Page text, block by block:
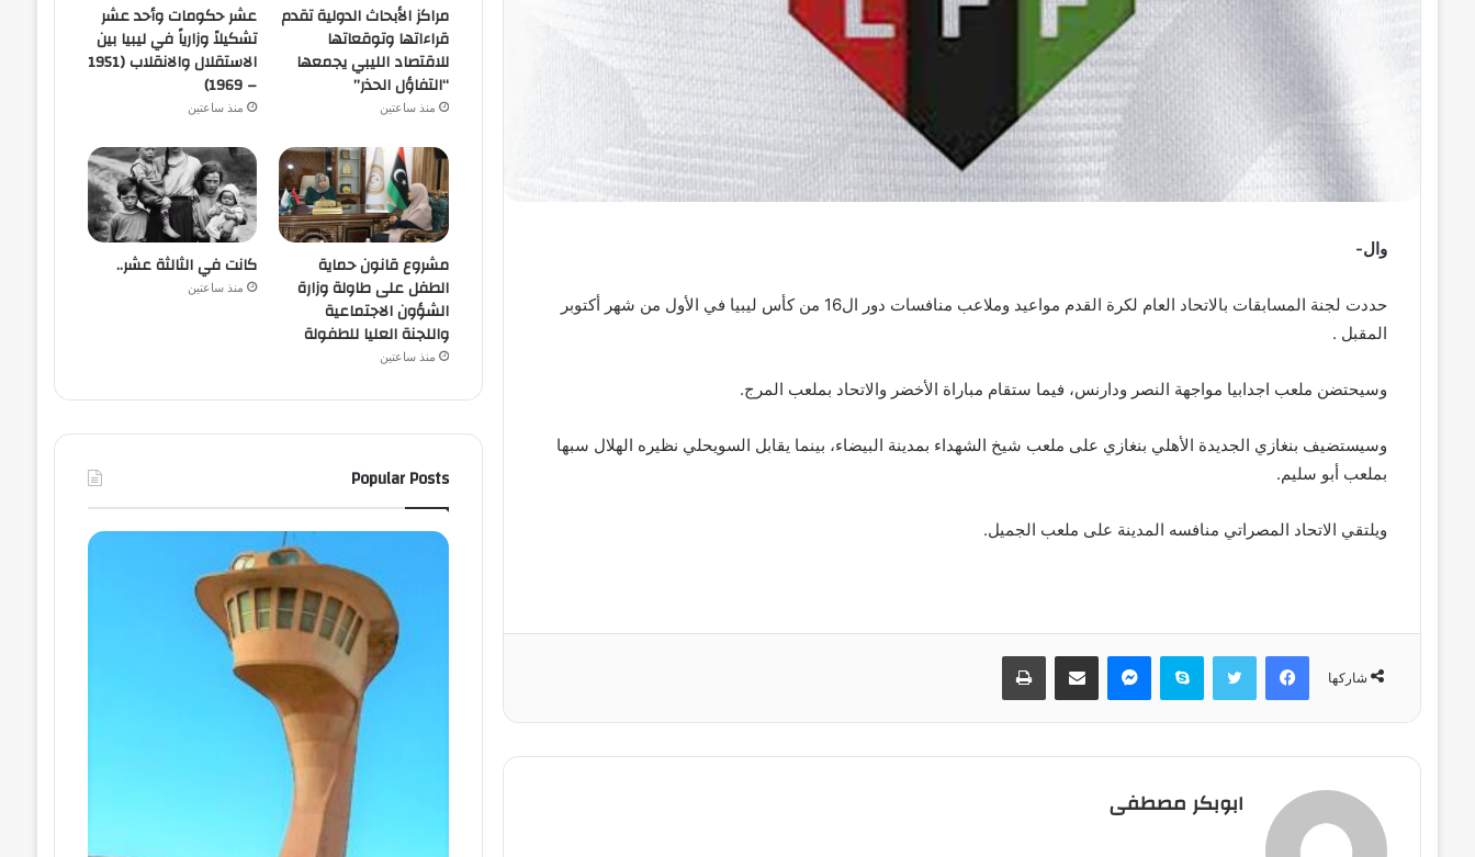
وال-
حددت لجنة المسابقات بالاتحاد العام لكرة القدم مواعيد وملاعب منافسات دور ال16 من كأس ليبيا في الأول من شهر أكتوبر
المقبل .
وسيحتضن ملعب اجدابيا مواجهة النصر ودارنس، فيما ستقام مباراة الأخضر والاتحاد بملعب المرج.
وسيستضيف بنغازي الجديدة الأهلي بنغازي على ملعب شيخ الشهداء بمدينة البيضاء، بينما يقابل السويحلي نظيره الهلال سبها
بملعب أبو سليم.
ويلتقي الاتحاد المصراتي منافسه المدينة على ملعب الجميل.
شاركها
فيسبوك تويتر سكايب ماسنجر مشاركة عبر البريد طباعة
ابوبكر مصطفى
مراكز الأبحاث الدولية تقدم
قراءاتها وتوقعاتها
للاقتصاد الليبي يجمعها
“التفاؤل الحذر”
منذ ساعتين
عشر حكومات وأحد عشر
تشكيلاً وزارياً في ليبيا بين
الاستقلال والانقلاب (1951
– 1969)
منذ ساعتين
مشروع قانون حماية
الطفل على طاولة وزارة
الشؤون الاجتماعية
واللجنة العليا للطفولة
منذ ساعتين
كانت في الثالثة عشر..
منذ ساعتين
Popular Posts